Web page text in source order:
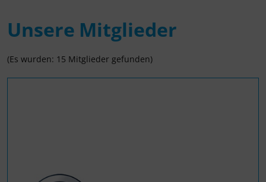
Unsere Mitglieder
(Es wurden: 15 Mitglieder gefunden)